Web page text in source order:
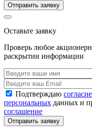
Отправить заявку
Оставьте заявку
Проверь любое
раскрытии информации
Подтверждаю
персональных данных и
соглашение
Отправить заявку